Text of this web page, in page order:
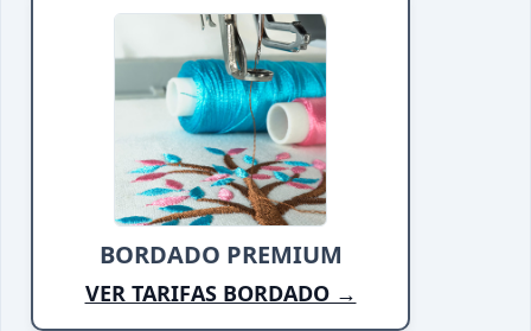
BORDADO PREMIUM
VER TARIFAS BORDADO →